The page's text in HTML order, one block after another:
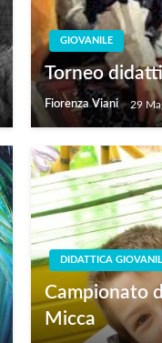
GIOVANILE
Torneo
Fiorenza Viani 29
DIDATTICA
Campionato
Micca